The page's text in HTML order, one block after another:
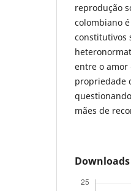
reprodução
colombiano
constitutivos
entre o amor
propriedade
mães de
Downloads